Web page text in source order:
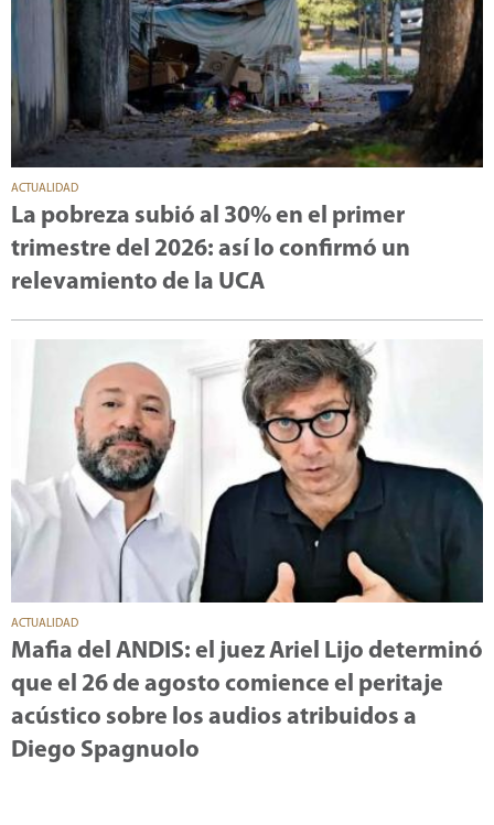
ACTUALIDAD
La pobreza subió al 30% en el primer
trimestre del 2026: así lo confirmó un
relevamiento de la UCA
ACTUALIDAD
Mafia del ANDIS: el juez Ariel Lijo determinó
que el 26 de agosto comience el peritaje
acústico sobre los audios atribuidos a
Diego Spagnuolo